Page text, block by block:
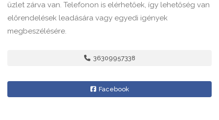
üzlet zárva van. Telefonon is elérhetőek, így lehetőség van
előrendelések leadására vagy egyedi igények
megbeszélésére.
36309957338
Facebook